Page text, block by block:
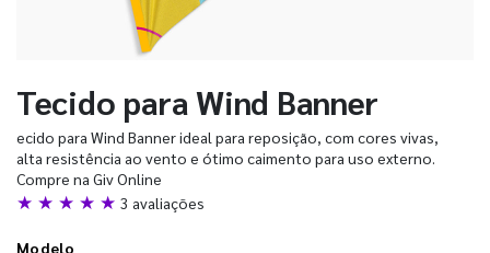
Tecido para Wind Banner
ecido para Wind Banner ideal para reposição, com cores vivas,
alta resistência ao vento e ótimo caimento para uso externo.
Compre na Giv Online
★ ★ ★ ★ ★ 3 avaliações
Modelo